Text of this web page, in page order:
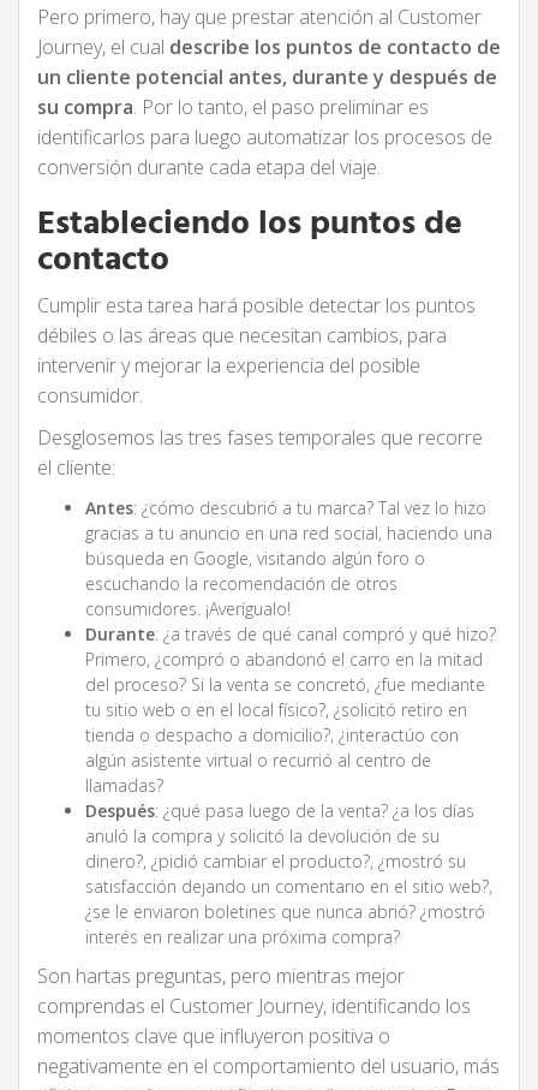
Pero primero, hay que prestar atención al Customer
Journey, el cual describe los puntos de contacto de
un cliente potencial antes, durante y después de
su compra. Por lo tanto, el paso preliminar es
identificarlos para luego automatizar los procesos de
conversión durante cada etapa del viaje.
Estableciendo los puntos de
contacto
Cumplir esta tarea hará posible detectar los puntos
débiles o las áreas que necesitan cambios, para
intervenir y mejorar la experiencia del posible
consumidor.
Desglosemos las tres fases temporales que recorre
el cliente:
Antes: ¿cómo descubrió a tu marca? Tal vez lo hizo
gracias a tu anuncio en una red social, haciendo una
búsqueda en Google, visitando algún foro o
escuchando la recomendación de otros
consumidores. ¡Averígualo!
Durante: ¿a través de qué canal compró y qué hizo?
Primero, ¿compró o abandonó el carro en la mitad
del proceso? Si la venta se concretó, ¿fue mediante
tu sitio web o en el local físico?, ¿solicitó retiro en
tienda o despacho a domicilio?, ¿interactúo con
algún asistente virtual o recurrió al centro de
llamadas?
Después: ¿qué pasa luego de la venta? ¿a los días
anuló la compra y solicitó la devolución de su
dinero?, ¿pidió cambiar el producto?, ¿mostró su
satisfacción dejando un comentario en el sitio web?,
¿se le enviaron boletines que nunca abrió? ¿mostró
interés en realizar una próxima compra?
Son hartas preguntas, pero mientras mejor
comprendas el Customer Journey, identificando los
momentos clave que influyeron positiva o
negativamente en el comportamiento del usuario, más